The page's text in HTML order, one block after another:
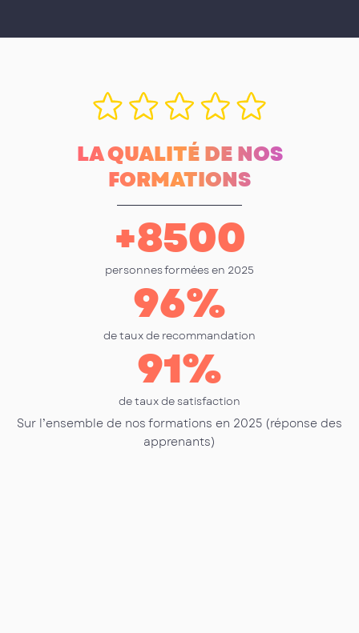
LA QUALITÉ DE NOS
FORMATIONS
personnes formées en 2025
+8500
de taux de recommandation
96%
de taux de satisfaction
91%
Sur l’ensemble de nos formations en 2025 (réponse des
apprenants)